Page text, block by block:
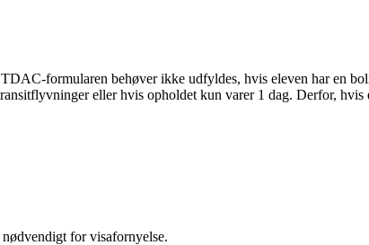
formularen behøver ikke udfyldes, hvis eleven har en
eller hvis opholdet kun varer 1 dag. Derfor,
for visafornyelse.